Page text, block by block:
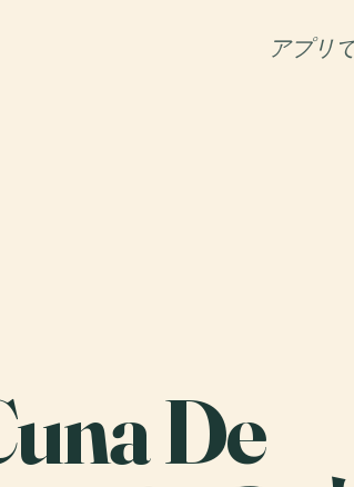
アプリ
De